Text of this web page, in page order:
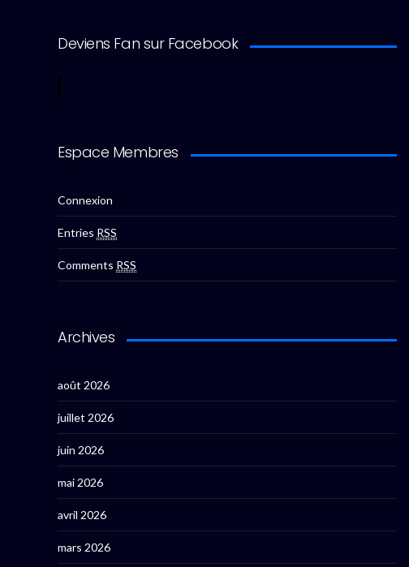
Deviens Fan sur Facebook
Espace Membres
Connexion
Entries RSS
Comments RSS
Archives
août 2026
juillet 2026
juin 2026
mai 2026
avril 2026
mars 2026